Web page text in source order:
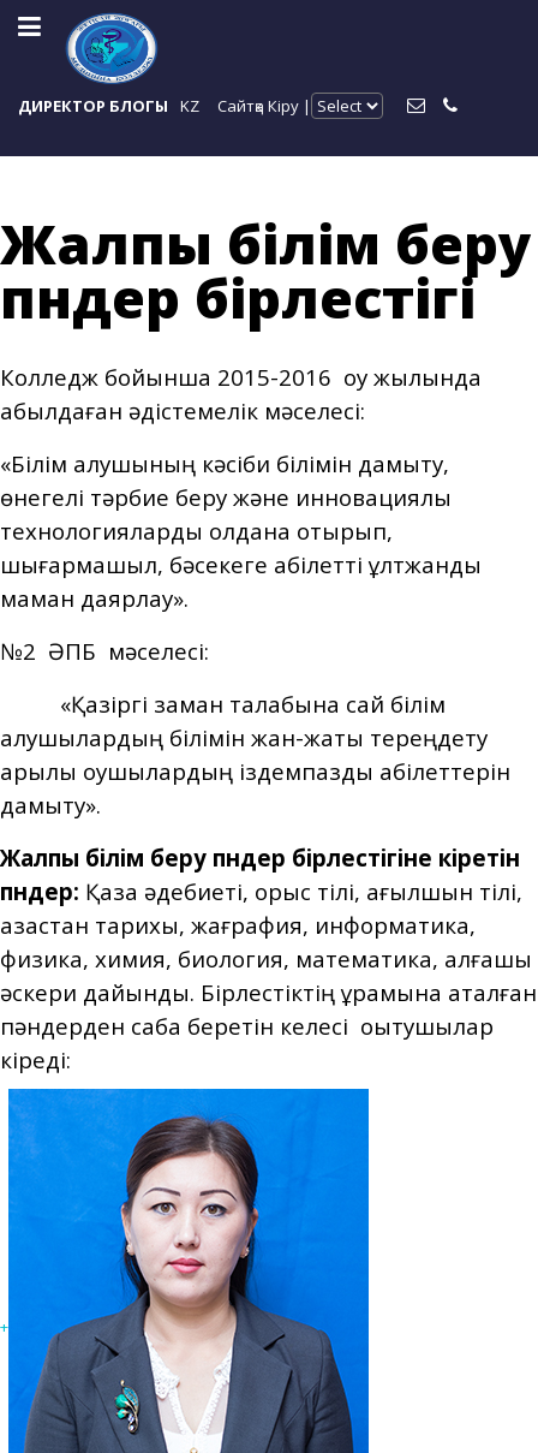
ДИРЕКТОР БЛОГЫ KZ Сайтқа Кіру |
Жалпы білім беру
пәндер бірлестігі
Колледж бойынша 2015-2016 оқу жылында
қабылдаған әдістемелік мәселесі:
«Білім алушының кәсіби білімін дамыту,
өнегелі тәрбие беру және инновациялық
технологияларды қолдана отырып,
шығармашыл, бәсекеге қабілетті ұлтжанды
маман даярлау».
№2 ӘПБ мәселесі:
«Қазіргі заман талабына сай білім
алушылардың білімін жан-жақты тереңдету
арқылы оқушылардың іздемпаздық қабілеттерін
дамыту».
Жалпы білім беру пәндер бірлестігіне кіретін
пәндер: Қазақ әдебиеті, орыс тілі, ағылшын тілі,
қазақстан тарихы, жағрафия, информатика,
физика, химия, биология, математика, алғашқы
әскери дайындық. Бірлестіктің құрамына аталған
пәндерден сабақ беретін келесі оқытушылар
кіреді:
+